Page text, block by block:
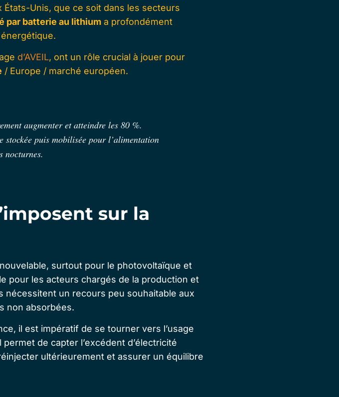
États-Unis, que ce soit dans les secteurs
par batterie au lithium a profondément
d’AVEIL, ont un rôle crucial à jouer pour
/ Europe / marché européen.
augmenter et atteindre les 80 %.
stockée puis mobilisée pour l’alimentation
nocturnes.
sur la
surtout pour le photovoltaïque et
pour les acteurs chargés de la production et
nécessitent un recours peu souhaitable aux
non absorbées.
il est impératif de se tourner vers l’usage
permet de capter l’excédent d’électricité
ultérieurement et assurer un équilibre